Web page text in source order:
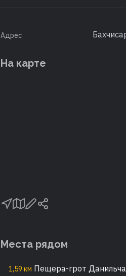
Адрес
На карте
Места рядом
1,59 км Пещера-грот